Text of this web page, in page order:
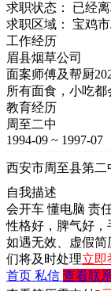
求职状态：
已经
求职区域：
宝鸡
工作经历
眉县烟草公司
面案师傅及帮厨
所有面食，小吃
教育经历
周至二中
1994-09 ~ 1997-07
西安市周至县第二
自我描述
会开车 懂电脑 责
性格好，脾气好，
如遇无效、虚假
们将及时处理立即
首页 私信 查看联